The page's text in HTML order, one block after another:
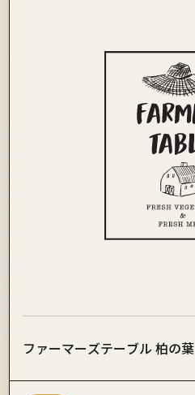
ファーマーズテーブル 柏の葉